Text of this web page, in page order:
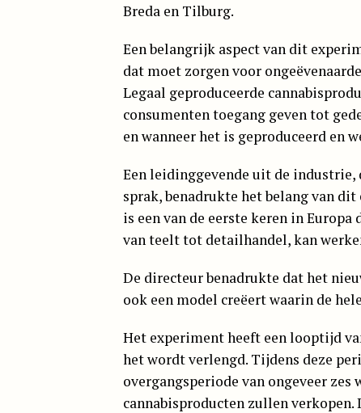
Breda en Tilburg.
Een belangrijk aspect van dit
dat moet zorgen voor
Legaal geproduceerde
consumenten toegang geven tot
en wanneer het is geproduceerd en
Een leidinggevende uit de
sprak, benadrukte het belang van
is een van de eerste keren in
van teelt tot detailhandel, kan
De directeur benadrukte dat het
ook een model creëert waarin de
Het experiment heeft een looptijd
het wordt verlengd. Tijdens deze
overgangsperiode van ongeveer zes
cannabisproducten zullen verkopen.